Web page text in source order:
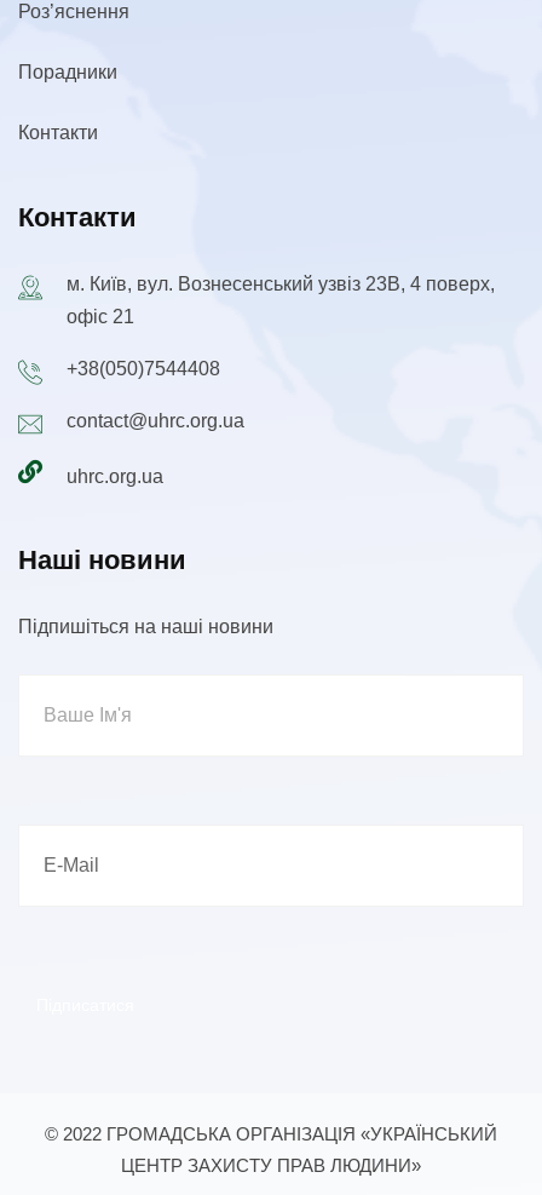
Роз’яснення
Порадники
Контакти
Контакти
м. Київ, вул. Вознесенський узвіз 23В, 4 поверх,
офіс 21
+38(050)7544408
contact@uhrc.org.ua
uhrc.org.ua
Наші новини
Підпишіться на наші новини
© 2022 ГРОМАДСЬКА ОРГАНІЗАЦІЯ «УКРАЇНСЬКИЙ
ЦЕНТР ЗАХИСТУ ПРАВ ЛЮДИНИ»